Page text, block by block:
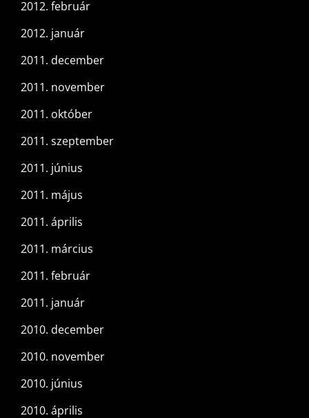
2012. február
2012. január
2011. december
2011. november
2011. október
2011. szeptember
2011. június
2011. május
2011. április
2011. március
2011. február
2011. január
2010. december
2010. november
2010. június
2010. április